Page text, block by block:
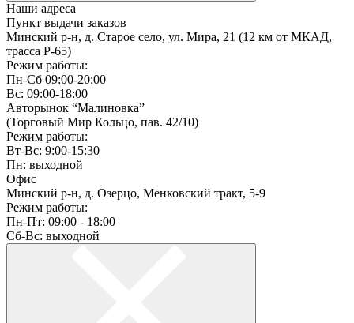
Наши адреса
Пункт выдачи заказов
Минский р-н, д. Старое село, ул. Мира, 21 (12 км от МКАД,
трасса P-65)
Режим работы:
Пн-Сб 09:00-20:00
Вс: 09:00-18:00
Авторынок “Малиновка”
(Торговый Мир Кольцо, пав. 42/10)
Режим работы:
Вт-Вс: 9:00-15:30
Пн: выходной
Офис
Минский р-н, д. Озерцо, Менковский тракт, 5-9
Режим работы:
Пн-Пт: 09:00 - 18:00
Сб-Вс: выходной